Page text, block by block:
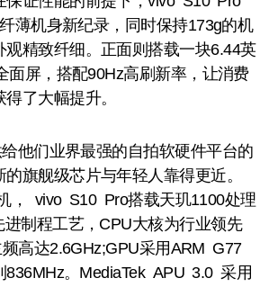
薄机身新纪录，同时保持173g的机
观精致纤细。正面则搭载一块6.44英
面屏，搭配90Hz高刷新率，让消费
得了大幅提升。
们业界最强的自拍软硬件平台的
的旗舰级芯片与年轻人靠得更近。
， vivo S10 Pro搭载天玑1100处理
制程工艺，CPU大核为行业领先
高达2.6GHz;GPU采用ARM G77
836MHz。MediaTek APU 3.0 采用